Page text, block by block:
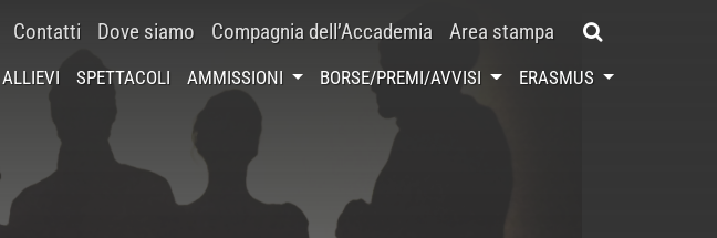
Contatti Dove siamo Compagnia dell’Accademia Area stampa
ALLIEVI SPETTACOLI AMMISSIONI BORSE/PREMI/AVVISI ERASMUS